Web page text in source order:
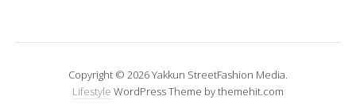
Copyright © 2026 Yakkun StreetFashion Media.
Lifestyle WordPress Theme by themehit.com